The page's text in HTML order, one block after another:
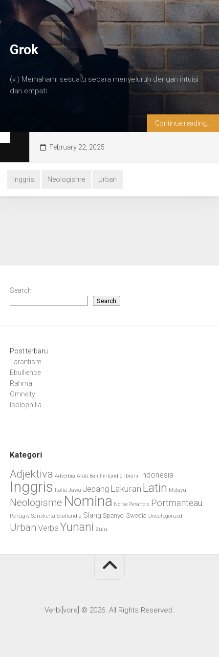
Grok
(v.) Memahami sesuatu secara menyeluruh dengan intuisi
dan empati
Continue reading...
February 22, 2025
Inggris Neologisme Urban
Search
Search
Post terbaru
Tarantism
Ebullience
Rahma
Omneity
Isolophilia
Kategori
Adjektiva Adverbia Arab Bali Finlandia Ibrani Indonesia
Inggris Italia Jawa Jepang Lakuran Latin Melayu
Neologisme Nomina Norse Perancis Portmanteau
Portugis Sanskerta Skotlandia Slang Spanyol Swedia Uncategorized
Urban Verba Yunani Zulu
Verbi[vore] © 2026. All Rights Reserved.